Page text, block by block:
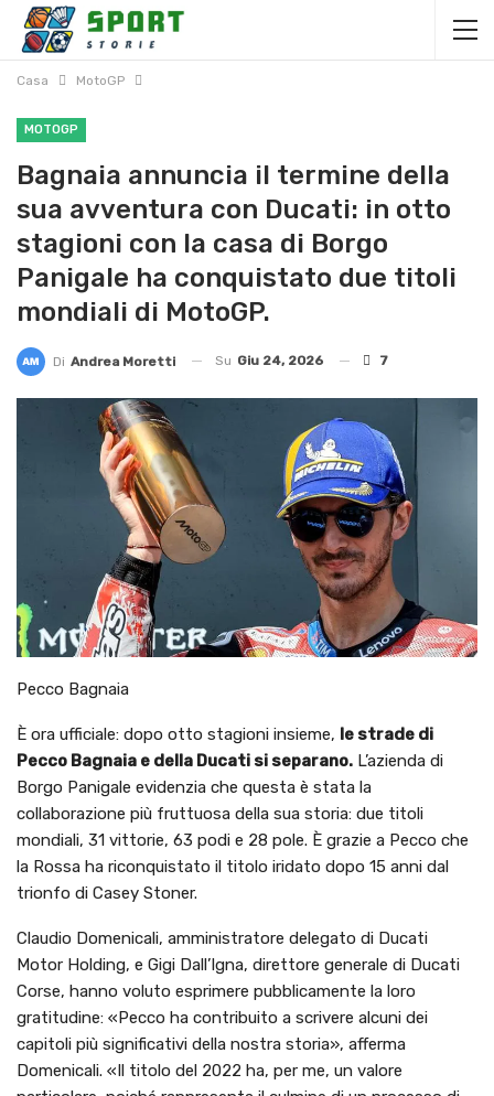
Casa MotoGP
MOTOGP
Bagnaia annuncia il termine della
sua avventura con Ducati: in otto
stagioni con la casa di Borgo
Panigale ha conquistato due titoli
mondiali di MotoGP.
Di Andrea Moretti Su Giu 24, 2026 7
Pecco Bagnaia
È ora ufficiale: dopo otto stagioni insieme, le strade di
Pecco Bagnaia e della Ducati si separano. L’azienda di
Borgo Panigale evidenzia che questa è stata la
collaborazione più fruttuosa della sua storia: due titoli
mondiali, 31 vittorie, 63 podi e 28 pole. È grazie a Pecco che
la Rossa ha riconquistato il titolo iridato dopo 15 anni dal
trionfo di Casey Stoner.
Claudio Domenicali, amministratore delegato di Ducati
Motor Holding, e Gigi Dall’Igna, direttore generale di Ducati
Corse, hanno voluto esprimere pubblicamente la loro
gratitudine: «Pecco ha contribuito a scrivere alcuni dei
capitoli più significativi della nostra storia», afferma
Domenicali. «Il titolo del 2022 ha, per me, un valore